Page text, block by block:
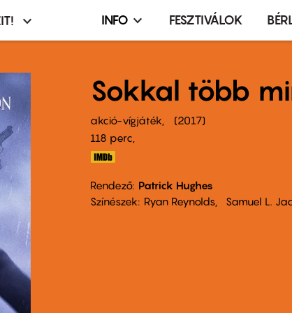
Infó,
terembérlés
menü
INFO FESZTIVÁLOK
Sokkal több
akció-vígjáték
2017
118 perc,
Rendező Patrick Hughes
Színészek
Ryan Reynolds Samuel L.